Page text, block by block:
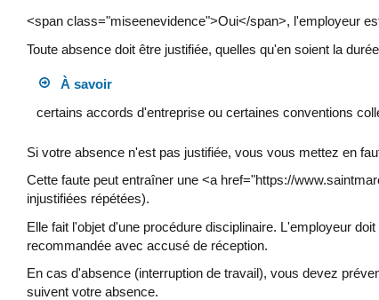
<span class="miseenevidence">Oui</span>, l'employeur
Toute absence doit être justifiée, quelles qu'en soient la
À savoir
certains accords d'entreprise ou certaines conventions
Si votre absence n'est pas justifiée, vous vous mettez en
Cette faute peut entraîner une <a href="https://
injustifiées répétées).
Elle fait l'objet d'une procédure disciplinaire. L'employeur
recommandée avec accusé de réception.
En cas d'absence (interruption de travail), vous devez
suivent votre absence.